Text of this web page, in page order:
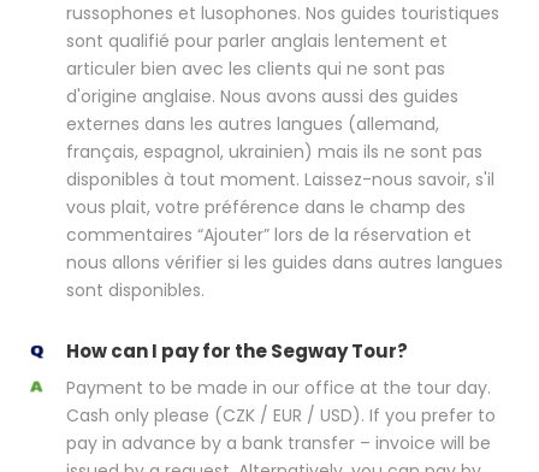
russophones et lusophones. Nos guides touristiques
sont qualifié pour parler anglais lentement et
articuler bien avec les clients qui ne sont pas
d'origine anglaise. Nous avons aussi des guides
externes dans les autres langues (allemand,
français, espagnol, ukrainien) mais ils ne sont pas
disponibles à tout moment. Laissez-nous savoir, s'il
vous plait, votre préférence dans le champ des
commentaires “Ajouter” lors de la réservation et
nous allons vérifier si les guides dans autres langues
sont disponibles.
How can I pay for the Segway Tour?
Payment to be made in our office at the tour day.
Cash only please (CZK / EUR / USD). If you prefer to
pay in advance by a bank transfer – invoice will be